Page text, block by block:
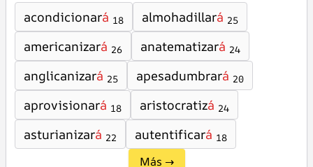
acondicionará 18 almohadillará 25
americanizará 26 anatematizará 24
anglicanizará 25 apesadumbrará 20
aprovisionará 18 aristocratizá 24
asturianizará 22 autentificará 18
Más →